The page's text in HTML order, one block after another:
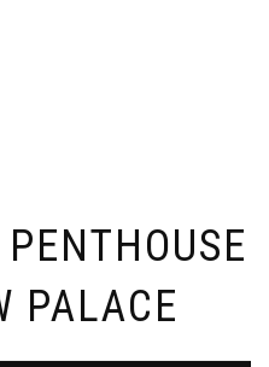
PALACE